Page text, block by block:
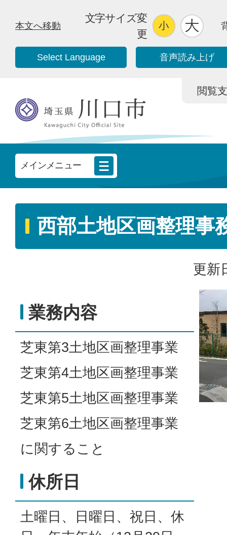
本文へ移動
文字サイズ変
更
Select Language 音声読み上げ
閲覧
メインメニュー
西部土地区画整理事
更新
業務内容
芝東第3土地区画整理事業
芝東第4土地区画整理事業
芝東第5土地区画整理事業
芝東第6土地区画整理事業
に関すること
休所日
土曜日、日曜日、祝日、休